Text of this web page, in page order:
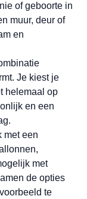
of geboorte in
muur, deur of
en
Je kiest je
helemaal op
en een
met een
met
de opties
te